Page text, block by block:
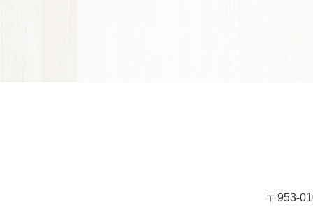
〒953-